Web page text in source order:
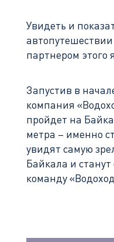
Увидеть и
партнером этого
Запустив в
компания
пройдет на
метра – именно
увидят самую
Байкала и
команду